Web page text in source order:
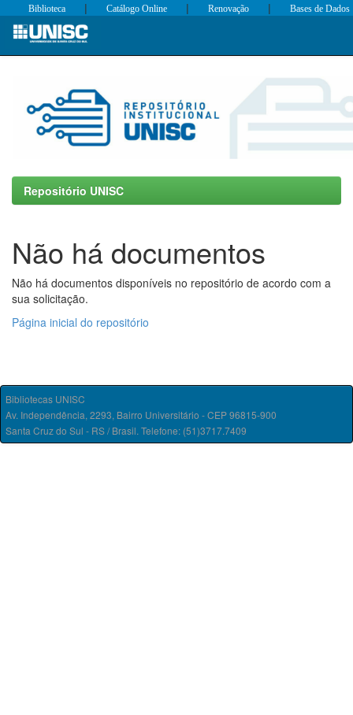
Skip
Biblioteca | Catálogo Online | Renovação | Bases de Dados
Repositório UNISC
Não há documentos
Não há documentos disponíveis no repositório de acordo com a
sua solicitação.
Página inicial do repositório
Bibliotecas UNISC
Av. Independência, 2293, Bairro Universitário - CEP 96815-900
Santa Cruz do Sul - RS / Brasil. Telefone: (51)3717.7409